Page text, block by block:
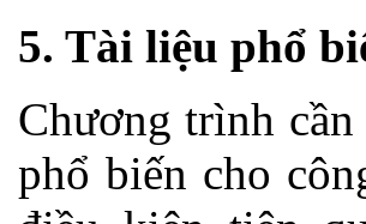
5. Tài liệu phổ
Chương trình
phổ biến cho